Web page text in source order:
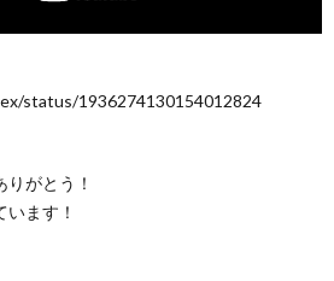
status/1936274130154012824
がとう！
ます！